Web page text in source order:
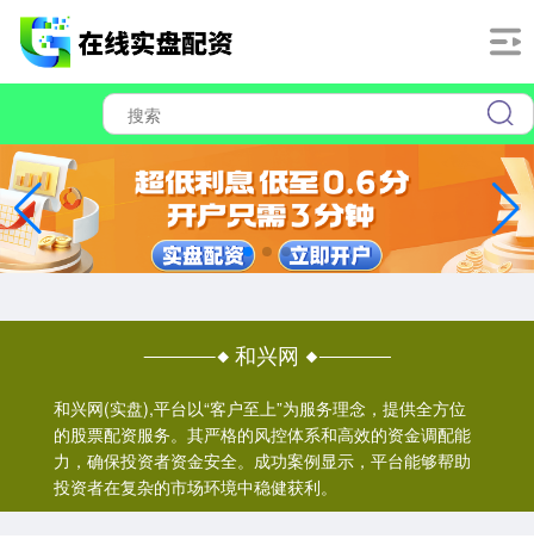
和兴网
和兴网(实盘),平台以“客户至上”为服务理念，提供全方位
的股票配资服务。其严格的风控体系和高效的资金调配能
力，确保投资者资金安全。成功案例显示，平台能够帮助
投资者在复杂的市场环境中稳健获利。